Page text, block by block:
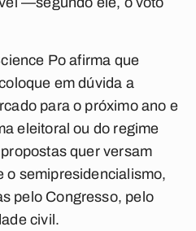
Po afirma que
em dúvida a
para o próximo ano e
eleitoral ou do regime
quer versam
o semipresidencialismo,
pelo Congresso, pelo
civil.